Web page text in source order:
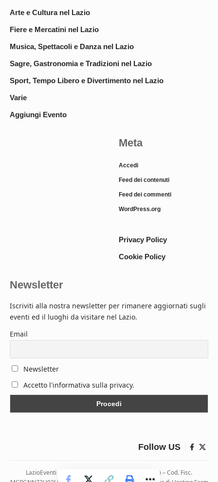
Arte e Cultura nel Lazio
Fiere e Mercatini nel Lazio
Musica, Spettacoli e Danza nel Lazio
Sagre, Gastronomia e Tradizioni nel Lazio
Sport, Tempo Libero e Divertimento nel Lazio
Varie
Aggiungi Evento
Meta
Accedi
Feed dei contenuti
Feed dei commenti
WordPress.org
Privacy Policy
Cookie Policy
Newsletter
Iscriviti alla nostra newsletter per rimanere aggiornati sugli
eventi ed il luoghi da visitare nel Lazio.
Email
Newsletter
Accetto l'informativa sulla privacy.
Follow US
LazioEventi – Via Monticelli, 9 04026 Minturno (LT) – Cod. Fisc.